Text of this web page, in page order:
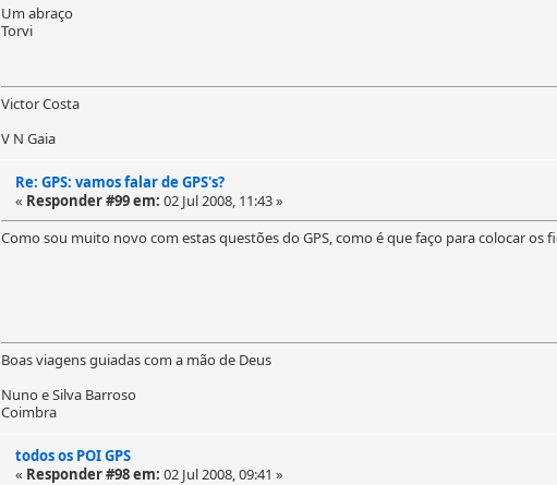
Um abraço
Torvi
Victor Costa
V N Gaia
Re: GPS: vamos falar de GPS's?
« Responder #99 em: 02 Jul 2008, 11:43 »
Como sou muito novo com estas questões do GPS, como é que faço para colocar
Boas viagens guiadas com a mão de Deus
Nuno e Silva Barroso
Coimbra
todos os POI GPS
« Responder #98 em: 02 Jul 2008, 09:41 »